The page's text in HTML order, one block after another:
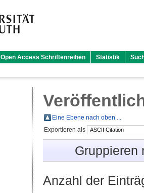
Open Access Schriftenreihen Statistik
Eine Ebene nach oben ...
Exportieren als
Anzahl der